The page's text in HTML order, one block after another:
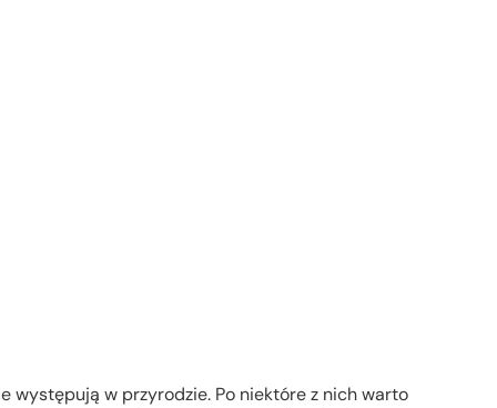
występują w przyrodzie. Po niektóre z nich warto